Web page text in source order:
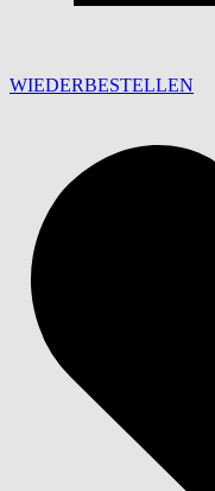
WIEDERBESTELLEN